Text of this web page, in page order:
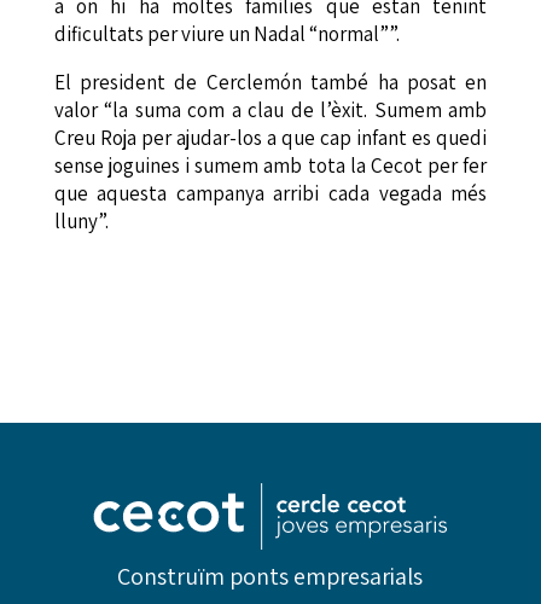
a on hi ha moltes famílies que estan tenint
dificultats per viure un Nadal “normal””.
El president de Cerclemón també ha posat en
valor “la suma com a clau de l’èxit. Sumem amb
Creu Roja per ajudar-los a que cap infant es quedi
sense joguines i sumem amb tota la Cecot per fer
que aquesta campanya arribi cada vegada més
lluny”.
Construïm ponts empresarials